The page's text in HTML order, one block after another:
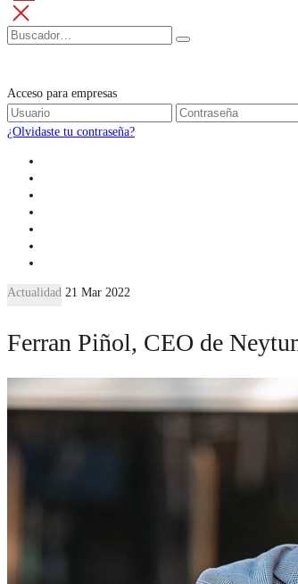
Acceso para empresas
¿Olvidaste tu contraseña?
Actualidad 21 Mar 2022
Ferran Piñol, CEO de